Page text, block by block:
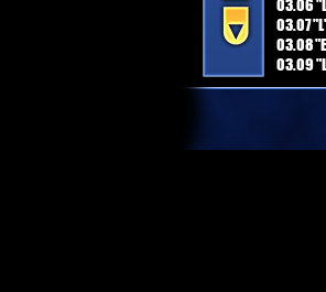
03.06
03.07
03.08
03.09
03.10
03.11